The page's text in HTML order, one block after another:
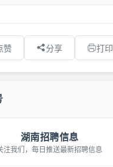
赞 分享 打印
湖南招聘信息
注我们，每日推送最新招聘信息